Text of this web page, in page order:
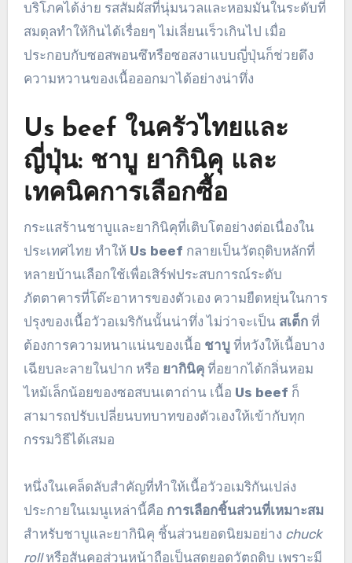
บริโภคได้ง่าย รสสัมผัสที่นุ่มนวลและหอมมันในระดับที่
สมดุลทำให้กินได้เรื่อยๆ ไม่เลี่ยนเร็วเกินไป เมื่อ
ประกอบกับซอสพอนซึหรือซอสงาแบบญี่ปุ่นก็ช่วยดึง
ความหวานของเนื้อออกมาได้อย่างน่าทึ่ง
Us beef ในครัวไทยและ
ญี่ปุ่น: ชาบู ยากินิคุ และ
เทคนิคการเลือกซื้อ
กระแสร้านชาบูและยากินิคุที่เติบโตอย่างต่อเนื่องใน
ประเทศไทย ทำให้ Us beef กลายเป็นวัตถุดิบหลักที่
หลายบ้านเลือกใช้เพื่อเสิร์ฟประสบการณ์ระดับ
ภัตตาคารที่โต๊ะอาหารของตัวเอง ความยืดหยุ่นในการ
ปรุงของเนื้อวัวอเมริกันนั้นน่าทึ่ง ไม่ว่าจะเป็น สเต็กที่
ต้องการความหนาแน่นของเนื้อ ชาบูที่หวังให้เนื้อบาง
เฉียบละลายในปาก หรือ ยากินิคุที่อยากได้กลิ่นหอม
ไหม้เล็กน้อยของซอสบนเตาถ่าน เนื้อ Us beef ก็
สามารถปรับเปลี่ยนบทบาทของตัวเองให้เข้ากับทุก
กรรมวิธีได้เสมอ
หนึ่งในเคล็ดลับสำคัญที่ทำให้เนื้อวัวอเมริกันเปล่ง
ประกายในเมนูเหล่านี้คือ การเลือกชิ้นส่วนที่เหมาะสม
สำหรับชาบูและยากินิคุ ชิ้นส่วนยอดนิยมอย่าง chuck
rollหรือสันคอส่วนหน้าถือเป็นสุดยอดวัตถุดิบ เพราะมี